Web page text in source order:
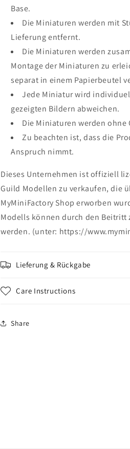
Base.
Die Miniaturen werden mit
Lieferung entfernt.
Die Miniaturen werden
Montage der Miniaturen zu
separat in einem Papierbeutel
Jede Miniatur wird
gezeigten Bildern abweichen.
Die Miniaturen werden
Zu beachten ist, dass die
Anspruch nimmt.
Dieses Unternehmen ist offiziell
Guild Modellen zu verkaufen, die
MyMiniFactory Shop erworben
Modells können durch den Beitritt
werden. (unter: https://
Lieferung & Rückgabe
Care Instructions
Share